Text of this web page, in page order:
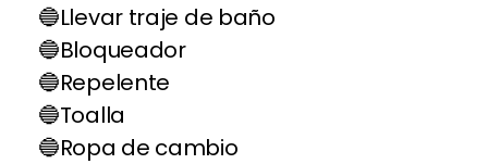
Llevar traje de baño
Bloqueador
Repelente
Toalla
Ropa de cambio